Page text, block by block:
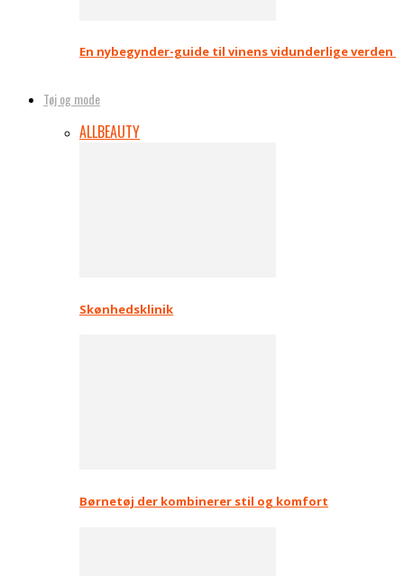
En nybegynder-guide til vinens vidunderlige verden
Tøj og mode
ALLBEAUTY
Skønhedsklinik
Børnetøj der kombinerer stil og komfort